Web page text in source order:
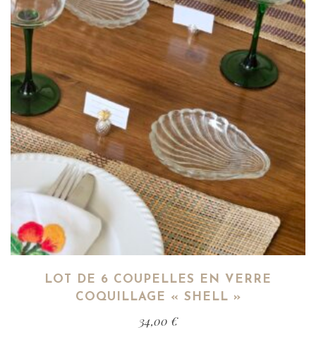
LOT DE 6 COUPELLES EN VERRE
COQUILLAGE « SHELL »
34,00 €